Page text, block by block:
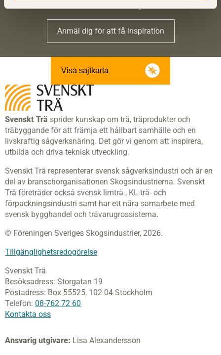
Anmäl dig för att få inspiration
Visa sajtkarta
Svenskt Trä sprider kunskap om trä, träprodukter och
träbyggande för att främja ett hållbart samhälle och en
livskraftig sågverksnäring. Det gör vi genom att inspirera,
utbilda och driva teknisk utveckling.
Svenskt Trä representerar svensk sågverksindustri och är en
del av branschorganisationen Skogsindustrierna. Svenskt
Trä företräder också svensk limträ-, KL-trä- och
förpackningsindustri samt har ett nära samarbete med
svensk bygghandel och trävarugrossisterna.
© Föreningen Sveriges Skogsindustrier, 2026.
Tillgänglighetsredogörelse
Svenskt Trä
Besöksadress: Storgatan 19
Postadress: Box 55525, 102 04 Stockholm
Telefon: 08-762 72 60
Kontakta oss
Ansvarig utgivare: Lisa Alexandersson